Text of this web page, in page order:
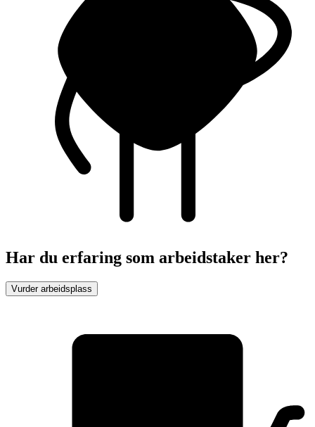
Har du erfaring som arbeidstaker her?
Vurder arbeidsplass